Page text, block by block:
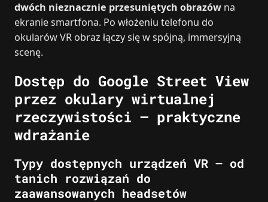
dwóch nieznacznie przesuniętych obrazów na
ekranie smartfona. Po włożeniu telefonu do
okularów VR obraz łączy się w spójną, immersyjną
scenę.
Dostęp do Google Street View
przez okulary wirtualnej
rzeczywistości – praktyczne
wdrażanie
Typy dostępnych urządzeń VR – od
tanich rozwiązań do
zaawansowanych headsetów